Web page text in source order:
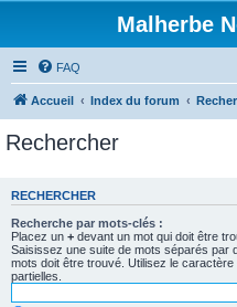
Malherbe
FAQ
Accueil Index du forum
Rechercher
RECHERCHER
Recherche par mots-clés :
Placez un + devant un mot qui doit être
Saisissez une suite de mots séparés par
mots doit être trouvé. Utilisez le
partielles.